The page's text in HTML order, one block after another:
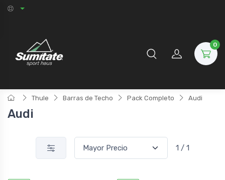
0
Thule Barras de Techo Pack Completo Audi
Audi
1 / 1